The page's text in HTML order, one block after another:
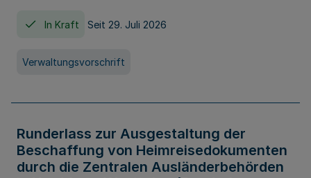
In Kraft Seit 29. Juli 2026
Verwaltungsvorschrift
Runderlass zur Ausgestaltung der
Beschaffung von Heimreisedokumenten
durch die Zentralen Ausländerbehörden